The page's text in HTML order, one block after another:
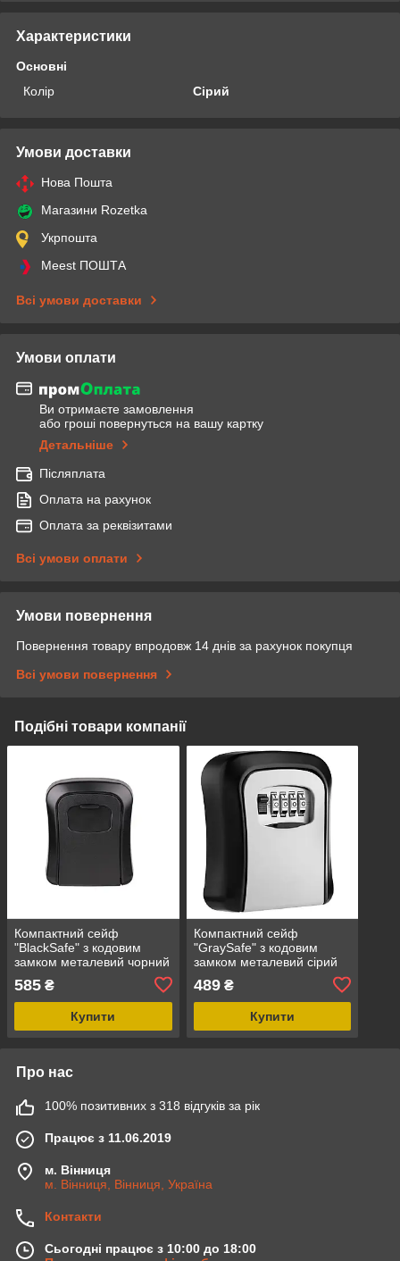
Характеристики
Основні
Колір
Сірий
Умови доставки
Нова Пошта
Магазини Rozetka
Укрпошта
Meest ПОШТА
Всі умови доставки
Умови оплати
Ви отримаєте замовлення
або гроші повернуться на вашу картку
Детальніше
Післяплата
Оплата на рахунок
Оплата за реквізитами
Всі умови оплати
Умови повернення
Повернення товару впродовж 14 днів за рахунок покупця
Всі умови повернення
Подібні товари компанії
Компактний сейф
"BlackSafe" з кодовим
замком металевий чорний
585 ₴
Купити
Компактний сейф
"GraySafe" з кодовим
замком металевий сірий
489₴
Купити
Про нас
100% позитивних з 318 відгуків за рік
Працює з 11.06.2019
м. Вінниця
м. Вінниця, Вінниця, Україна
Контакти
Сьогодні працює з 10:00 до 18:00